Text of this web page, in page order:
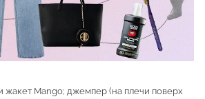
жакет Mango; джемпер (на плечи поверх